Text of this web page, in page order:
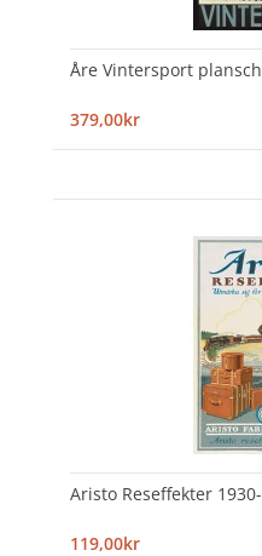
Åre Vintersport
379,00kr
Aristo Reseffekter
119,00kr